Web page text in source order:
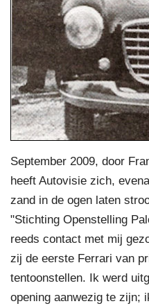
September 2009, door
heeft Autovisie zich,
zand in de ogen laten
"Stichting Openstelling
reeds contact met mij
zij de eerste Ferrari van
tentoonstellen. Ik werd
opening aanwezig te zijn;